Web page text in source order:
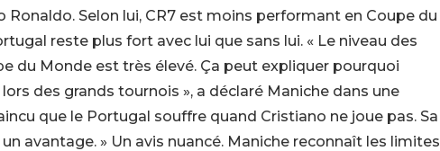
Ronaldo. Selon lui, CR7 est moins performant en Coupe du
reste plus fort avec lui que sans lui. « Le niveau des
du Monde est très élevé. Ça peut expliquer pourquoi
des grands tournois », a déclaré Maniche dans une
que le Portugal souffre quand Cristiano ne joue pas. Sa
un avantage. » Un avis nuancé. Maniche reconnaît les limites